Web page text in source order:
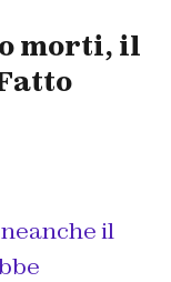
morti, il
il